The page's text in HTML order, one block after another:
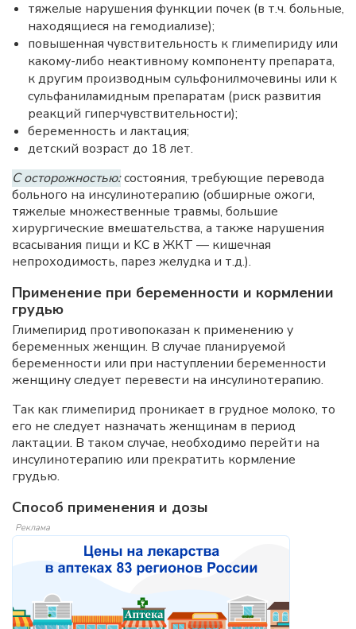
тяжелые нарушения функции почек (в т.ч. больные,
находящиеся на гемодиализе);
повышенная чувствительность к глимепириду или
какому-либо неактивному компоненту препарата,
к другим производным сульфонилмочевины или к
сульфаниламидным препаратам (риск развития
реакций гиперчувствительности);
беременность и лактация;
детский возраст до 18 лет.
С осторожностью:состояния, требующие перевода
больного на инсулинотерапию (обширные ожоги,
тяжелые множественные травмы, большие
хирургические вмешательства, а также нарушения
всасывания пищи и KC в ЖКТ — кишечная
непроходимость, парез желудка и т.д.).
Применение при беременности и кормлении
грудью
Глимепирид противопоказан к применению у
беременных женщин. В случае планируемой
беременности или при наступлении беременности
женщину следует перевести на инсулинотерапию.
Так как глимепирид проникает в грудное молоко, то
его не следует назначать женщинам в период
лактации. В таком случае, необходимо перейти на
инсулинотерапию или прекратить кормление
грудью.
Способ применения и дозы
Реклама